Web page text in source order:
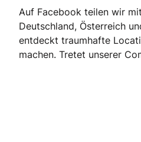
Auf Facebook teilen wir
Deutschland, Österreich
entdeckt traumhafte
machen. Tretet unserer